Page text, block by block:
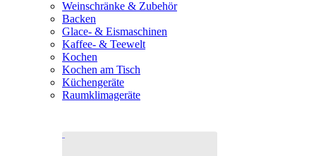
Weinschränke & Zubehör
Backen
Glace- & Eismaschinen
Kaffee- & Teewelt
Kochen
Kochen am Tisch
Küchengeräte
Raumklimageräte